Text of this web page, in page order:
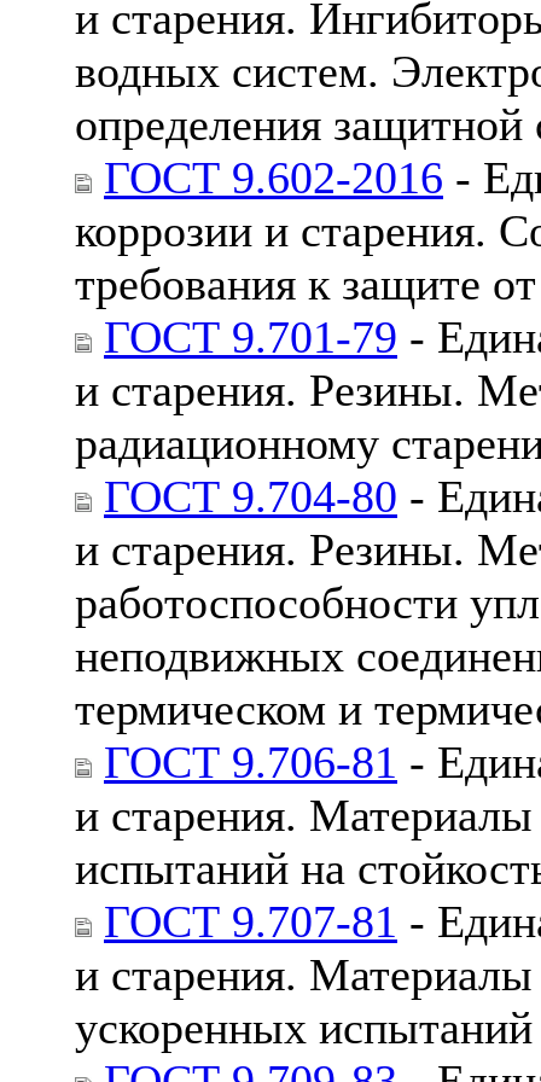
и старения.
водных систем.
определения защитной
ГОСТ 9.602-2016 -
коррозии и старения.
требования к защите
ГОСТ 9.701-79 -
и старения. Резины.
радиационному
ГОСТ 9.704-80 -
и старения. Резины.
работоспособности
неподвижных
термическом и
ГОСТ 9.706-81 -
и старения.
испытаний на
ГОСТ 9.707-81 -
и старения.
ускоренных испытаний